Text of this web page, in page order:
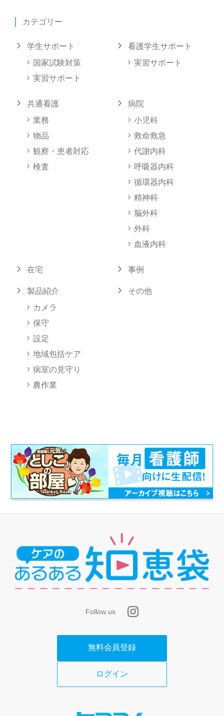
カテゴリー
学生サポート
国家試験対策
実習サポート
看護学生サポート
実習サポート
共通看護
業務
物品
観察・患者対応
検査
病院
小児科
救命救急
代謝内科
呼吸器内科
循環器内科
精神科
脳外科
外科
血液内科
在宅 事例
製品紹介
カメラ
保守
設定
地域包括ケア
病室の見守り
農作業
その他
Follow us
無料会員登録
ログイン